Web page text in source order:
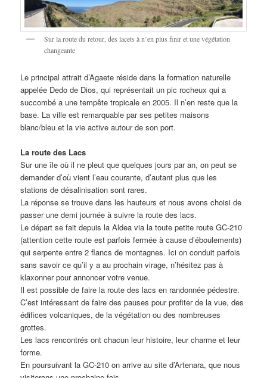
Sur la route du retour, des lacets à n’en plus finir et une végétation
changeante
Le principal attrait d’Agaete réside dans la formation naturelle
appelée Dedo de Dios, qui représentait un pic rocheux qui a
succombé a une tempête tropicale en 2005. Il n’en reste que la
base. La ville est remarquable par ses petites maisons
blanc/bleu et la vie active autour de son port.
La route des Lacs
Sur une île où il ne pleut que quelques jours par an, on peut se
demander d’où vient l’eau courante, d’autant plus que les
stations de désalinisation sont rares.
La réponse se trouve dans les hauteurs et nous avons choisi de
passer une demi journée à suivre la route des lacs.
Le départ se fait depuis la Aldea via la toute petite route GC-210
(attention cette route est parfois fermée à cause d’éboulements)
qui serpente entre 2 flancs de montagnes. Ici on conduit parfois
sans savoir ce qu’il y a au prochain virage, n’hésitez pas à
klaxonner pour annoncer votre venue.
Il est possible de faire la route des lacs en randonnée pédestre.
C’est intéressant de faire des pauses pour profiter de la vue, des
édifices volcaniques, de la végétation ou des nombreuses
grottes.
Les lacs rencontrés ont chacun leur histoire, leur charme et leur
forme.
En poursuivant la GC-210 on arrive au site d’Artenara, que nous